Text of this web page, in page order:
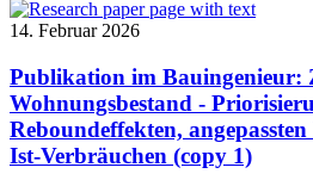
14. Februar 2026
Publikation im Bauingenieur:
Wohnungsbestand -
Reboundeffekten,
Ist-Verbräuchen (copy 1)